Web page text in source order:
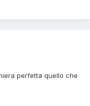
perfetta quello che